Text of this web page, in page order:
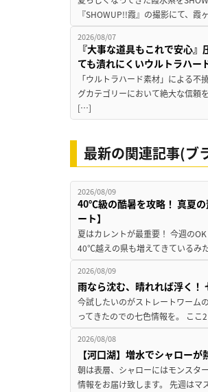
『SHOWUP!!霞』の撮影にて、
2026/08/07
『大事な道具もこれで安心
ても潰れにくいウルトラハー
「ウルトラハード素材」による
グカテゴリーにおいて絶大な信頼
[…]
最新の関連記事(ブ
2026/08/09
40℃級の酷暑を攻略！ 真夏
ート】
夏はカレントが最重要！ 今週の
40℃越えの県も増えてきているみ
2026/08/09
雨なら沈む、晴れれば浮く！
今試したいのがストレートワーム
ってきたのでの七色情報を。 こ
2026/08/08
【河口湖】増水でシャロー
朝は表層、シャローにはモンスタ
情報をお届け致します。 先週はマ